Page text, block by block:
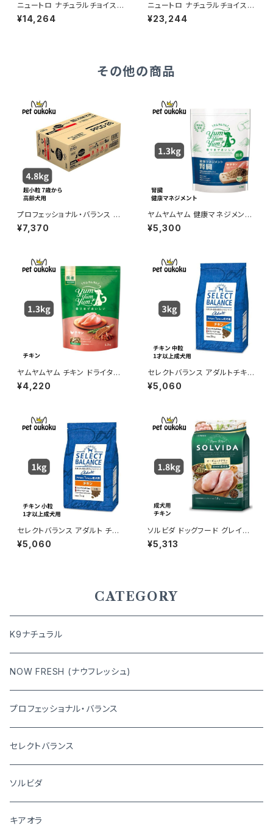
ニュートロ ナチュラルチョイス
チキン＆玄米 中型〜大型犬 エ
イジングケア 7.5kg 4562358
¥14,264
ニュートロ ナチュラルチョイス
チキン＆玄米 中型〜大型犬 エ
イジングケア 13.5kg 007910
¥23,244
その他の商品
プロフェッショナル・バランス 超
小粒 7歳から高齢犬用 4.8kg
¥7,370
ヤムヤムヤム 健康マネジメント
腎臓 1.3kg yum yum yum !
4571245859259
¥5,300
ヤムヤムヤム チキン ドライタイ
プ 1.3kg yum yum yum ! 45
71245859327
¥4,220
セレクトバランス アダルトチキン
中粒 １才以上の成犬用 3kg
¥5,060
セレクトバランス アダルト チキ
ン 小粒 1才以上の成犬用 3kg
¥5,060
ソルビダ ドッグフード グレイン
フリー チキン 室内飼育成犬用
1.8kg 4562312014459
¥5,313
CATEGORY
K9ナチュラル
NOW FRESH (ナウフレッシュ)
プロフェッショナル・バランス
セレクトバランス
ソルビダ
キアオラ